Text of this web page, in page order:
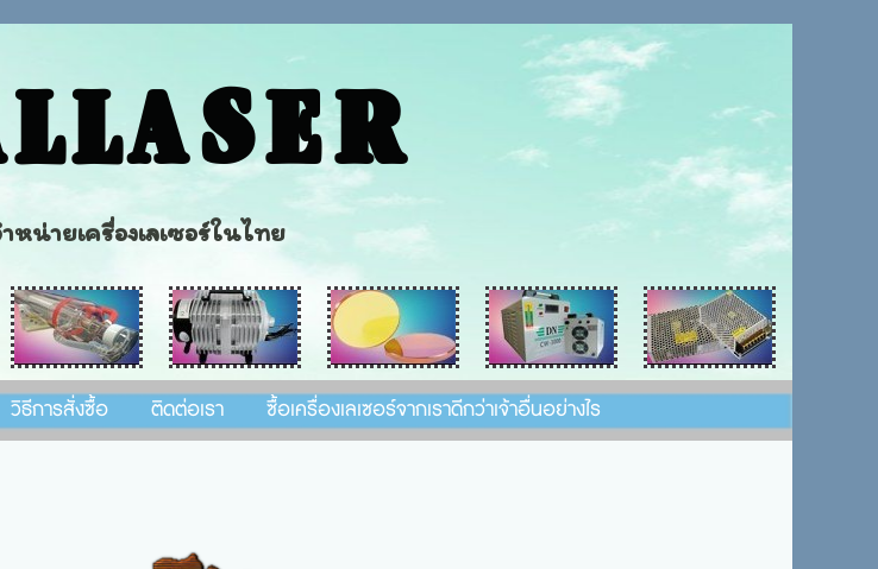
หน่ายเครื่องเลเซอร์ในไทย
วิธีการสั่งซื้อ ติดต่อเรา ซื้อเครื่องเลเซอร์จากเราดีกว่าเจ้าอื่นอย่างไร